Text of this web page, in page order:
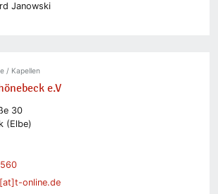
Janowski
/ Kapellen
e.V
30
(Elbe)
online.de